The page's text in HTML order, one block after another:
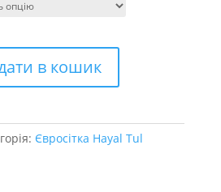
в кошик
Євросітка Hayal Tul